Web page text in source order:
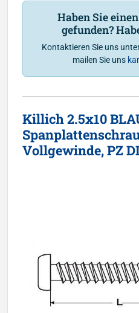
Haben Sie
gefunden?
Kontaktieren Sie uns
mailen Sie uns
Killich 2.5x10
Vollgewinde, PZ